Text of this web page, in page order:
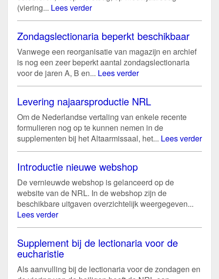
(viering... Lees verder
Zondagslectionaria beperkt beschikbaar
Vanwege een reorganisatie van magazijn en archief
is nog een zeer beperkt aantal zondagslectionaria
voor de jaren A, B en... Lees verder
Levering najaarsproductie NRL
Om de Nederlandse vertaling van enkele recente
formulieren nog op te kunnen nemen in de
supplementen bij het Altaarmissaal, het... Lees verder
Introductie nieuwe webshop
De vernieuwde webshop is gelanceerd op de
website van de NRL. In de webshop zijn de
beschikbare uitgaven overzichtelijk weergegeven...
Lees verder
Supplement bij de lectionaria voor de
eucharistie
Als aanvulling bij de lectionaria voor de zondagen en